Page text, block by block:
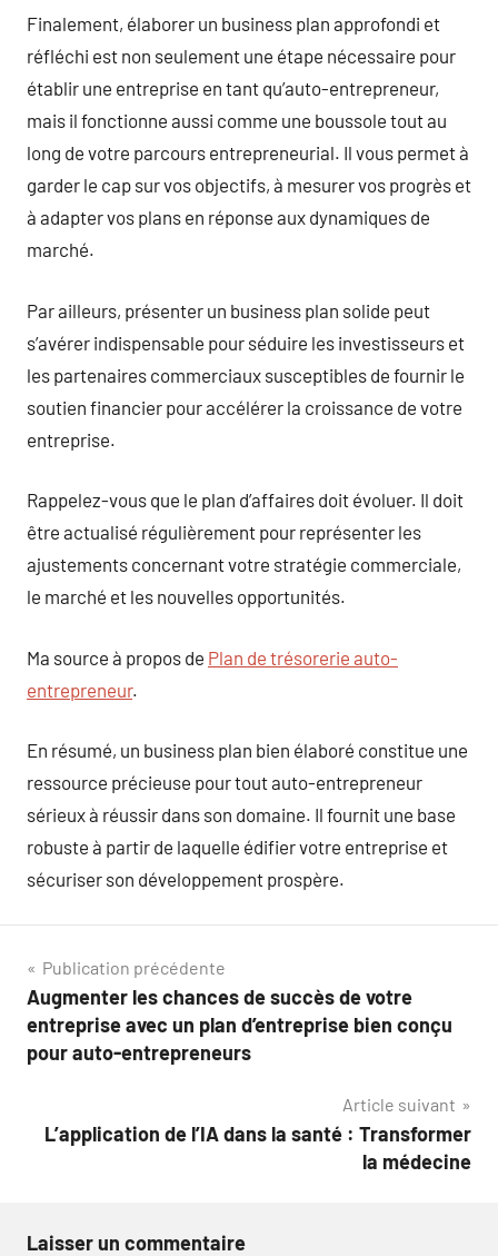
Finalement, élaborer un business plan approfondi et
réfléchi est non seulement une étape nécessaire pour
établir une entreprise en tant qu’auto-entrepreneur,
mais il fonctionne aussi comme une boussole tout au
long de votre parcours entrepreneurial. Il vous permet à
garder le cap sur vos objectifs, à mesurer vos progrès et
à adapter vos plans en réponse aux dynamiques de
marché.
Par ailleurs, présenter un business plan solide peut
s’avérer indispensable pour séduire les investisseurs et
les partenaires commerciaux susceptibles de fournir le
soutien financier pour accélérer la croissance de votre
entreprise.
Rappelez-vous que le plan d’affaires doit évoluer. Il doit
être actualisé régulièrement pour représenter les
ajustements concernant votre stratégie commerciale,
le marché et les nouvelles opportunités.
Ma source à propos de Plan de trésorerie auto-
entrepreneur.
En résumé, un business plan bien élaboré constitue une
ressource précieuse pour tout auto-entrepreneur
sérieux à réussir dans son domaine. Il fournit une base
robuste à partir de laquelle édifier votre entreprise et
sécuriser son développement prospère.
Navigation
de
l’article
Publication précédente
Augmenter les chances de succès de votre
entreprise avec un plan d’entreprise bien conçu
pour auto-entrepreneurs
Article suivant
L’application de l’IA dans la santé : Transformer
la médecine
Laisser un commentaire